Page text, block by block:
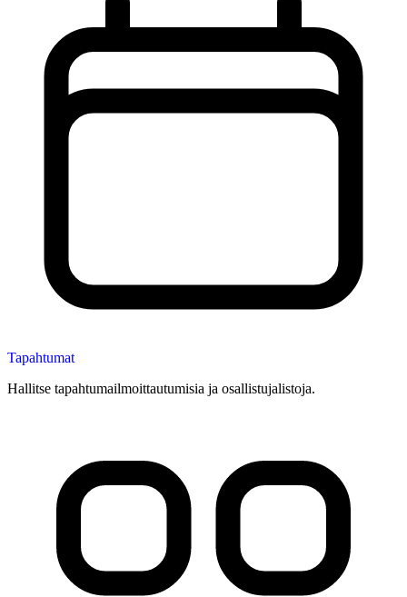
Tapahtumat
Hallitse tapahtumailmoittautumisia ja osallistujalistoja.